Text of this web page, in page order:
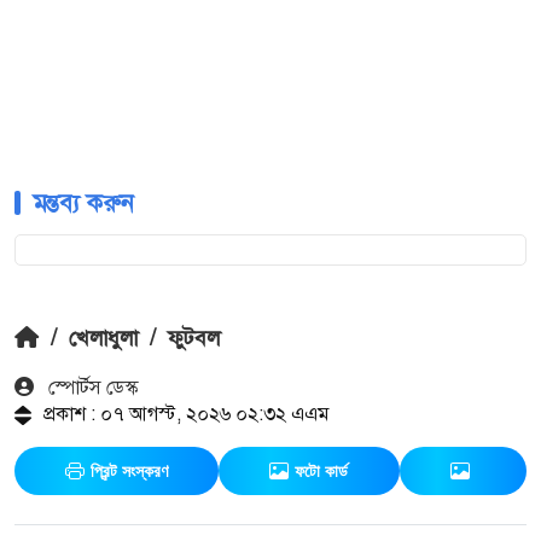
মন্তব্য করুন
/ খেলাধুলা / ফুটবল
স্পোর্টস ডেস্ক
প্রকাশ : ০৭ আগস্ট, ২০২৬ ০২:৩২ এএম
প্রিন্ট সংস্করণ ফটো কার্ড